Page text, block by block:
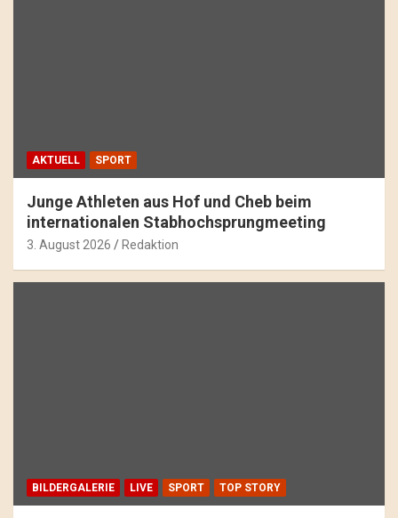
AKTUELL SPORT
Junge Athleten aus Hof und Cheb beim
internationalen Stabhochsprungmeeting
3. August 2026 Redaktion
BILDERGALERIE LIVE SPORT TOP STORY